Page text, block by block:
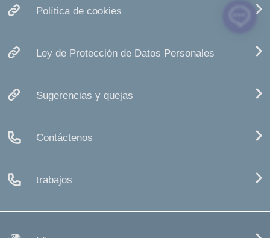
Política de cookies
Ley de Protección de Datos Personales
Sugerencias y quejas
Contáctenos
trabajos